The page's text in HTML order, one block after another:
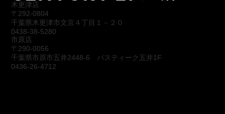
木更津店
〒292-0804
千葉県木更津市文京４丁目１－２０
0438-38-5280
市原店
〒290-0056
千葉県市原市五井2448-6 パスティーク五井1F
0436-26-4712